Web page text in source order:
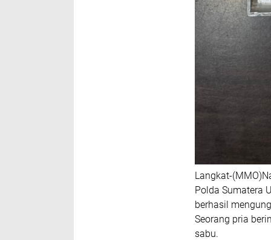
Langkat-
Polda Sumatera
berhasil
Seorang pria
sabu.